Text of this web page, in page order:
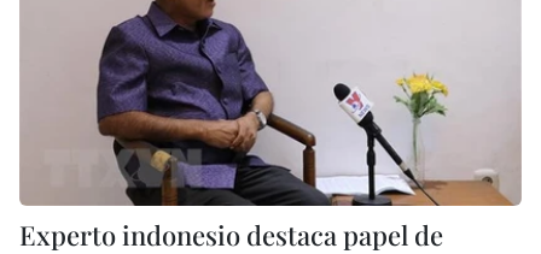
Experto indonesio destaca papel de